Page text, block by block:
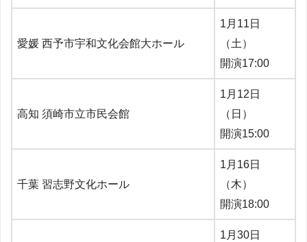
愛媛 西予市宇和文化会館大ホール
1月11日
（土）
開演17:00
高知 須崎市立市民会館
1月12日
（日）
開演15:00
千葉 習志野文化ホール
1月16日
（木）
開演18:00
1月30日